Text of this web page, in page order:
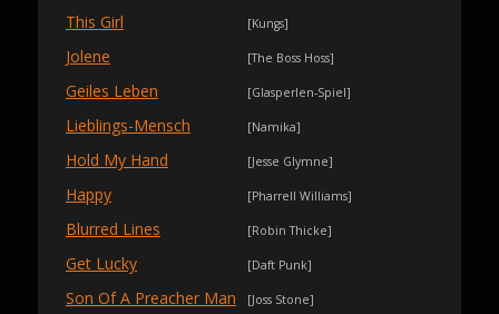
This Girl [Kungs]
Jolene [The Boss Hoss]
Geiles Leben [Glasperlen-Spiel]
Lieblings-Mensch [Namika]
Hold My Hand [Jesse Glymne]
Happy [Pharrell Williams]
Blurred Lines [Robin Thicke]
Get Lucky [Daft Punk]
Son Of A Preacher Man [Joss Stone]